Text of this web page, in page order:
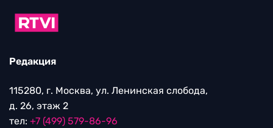
Редакция
115280, г. Москва, ул. Ленинская слобода,
д. 26, этаж 2
тел: +7 (499) 579-86-96